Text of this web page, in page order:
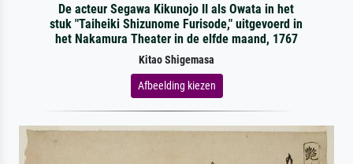
De acteur Segawa Kikunojo II als Owata in het
stuk "Taiheiki Shizunome Furisode," uitgevoerd in
het Nakamura Theater in de elfde maand, 1767
Kitao Shigemasa
Afbeelding kiezen